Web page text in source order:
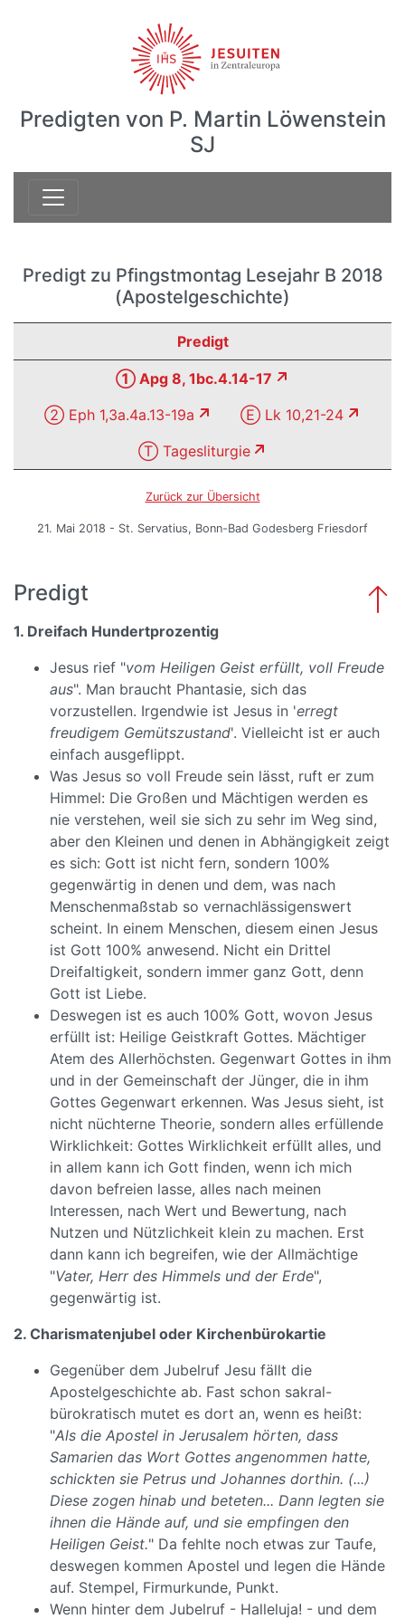
Predigten von P. Martin Löwenstein
SJ
Predigt zu Pfingstmontag Lesejahr B 2018
(Apostelgeschichte)
Predigt
① Apg 8, 1bc.4.14-17
② Eph 1,3a.4a.13-19a
Ⓔ Lk 10,21-24
Ⓣ Tagesliturgie
Zurück zur Übersicht
21. Mai 2018 - St. Servatius, Bonn-Bad Godesberg Friesdorf
Predigt
1. Dreifach Hundertprozentig
Jesus rief "vom Heiligen Geist erfüllt, voll Freude
aus". Man braucht Phantasie, sich das
vorzustellen. Irgendwie ist Jesus in 'erregt
freudigem Gemütszustand'. Vielleicht ist er auch
einfach ausgeflippt.
Was Jesus so voll Freude sein lässt, ruft er zum
Himmel: Die Großen und Mächtigen werden es
nie verstehen, weil sie sich zu sehr im Weg sind,
aber den Kleinen und denen in Abhängigkeit zeigt
es sich: Gott ist nicht fern, sondern 100%
gegenwärtig in denen und dem, was nach
Menschenmaßstab so vernachlässigenswert
scheint. In einem Menschen, diesem einen Jesus
ist Gott 100% anwesend. Nicht ein Drittel
Dreifaltigkeit, sondern immer ganz Gott, denn
Gott ist Liebe.
Deswegen ist es auch 100% Gott, wovon Jesus
erfüllt ist: Heilige Geistkraft Gottes. Mächtiger
Atem des Allerhöchsten. Gegenwart Gottes in ihm
und in der Gemeinschaft der Jünger, die in ihm
Gottes Gegenwart erkennen. Was Jesus sieht, ist
nicht nüchterne Theorie, sondern alles erfüllende
Wirklichkeit: Gottes Wirklichkeit erfüllt alles, und
in allem kann ich Gott finden, wenn ich mich
davon befreien lasse, alles nach meinen
Interessen, nach Wert und Bewertung, nach
Nutzen und Nützlichkeit klein zu machen. Erst
dann kann ich begreifen, wie der Allmächtige
"Vater, Herr des Himmels und der Erde",
gegenwärtig ist.
2. Charismatenjubel oder Kirchenbürokartie
Gegenüber dem Jubelruf Jesu fällt die
Apostelgeschichte ab. Fast schon sakral-
bürokratisch mutet es dort an, wenn es heißt:
"Als die Apostel in Jerusalem hörten, dass
Samarien das Wort Gottes angenommen hatte,
schickten sie Petrus und Johannes dorthin. (...)
Diese zogen hinab und beteten... Dann legten sie
ihnen die Hände auf, und sie empfingen den
Heiligen Geist." Da fehlte noch etwas zur Taufe,
deswegen kommen Apostel und legen die Hände
auf. Stempel, Firmurkunde, Punkt.
Wenn hinter dem Jubelruf - Halleluja! - und dem